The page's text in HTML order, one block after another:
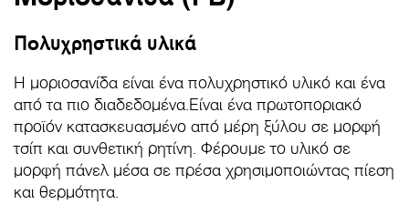
Πολυχρηστικά υλικά
Η μοριοσανίδα είναι ένα πολυχρηστικό υλικό και ένα
από τα πιο διαδεδομένα.Είναι ένα πρωτοποριακό
προϊόν κατασκευασμένο από μέρη ξύλου σε μορφή
τσίπ και συνθετική ρητίνη. Φέρουμε το υλικό σε
μορφή πάνελ μέσα σε πρέσα χρησιμοποιώντας πίεση
και θερμότητα.